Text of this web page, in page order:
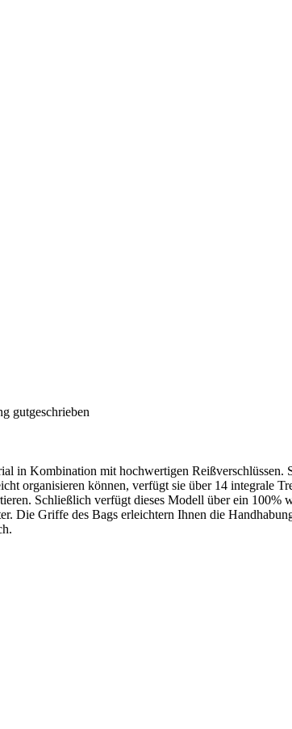
gutgeschrieben
in Kombination mit hochwertigen
organisieren können, verfügt sie über 14 integrale
Schließlich verfügt dieses Modell über ein 100%
Die Griffe des Bags erleichtern Ihnen die